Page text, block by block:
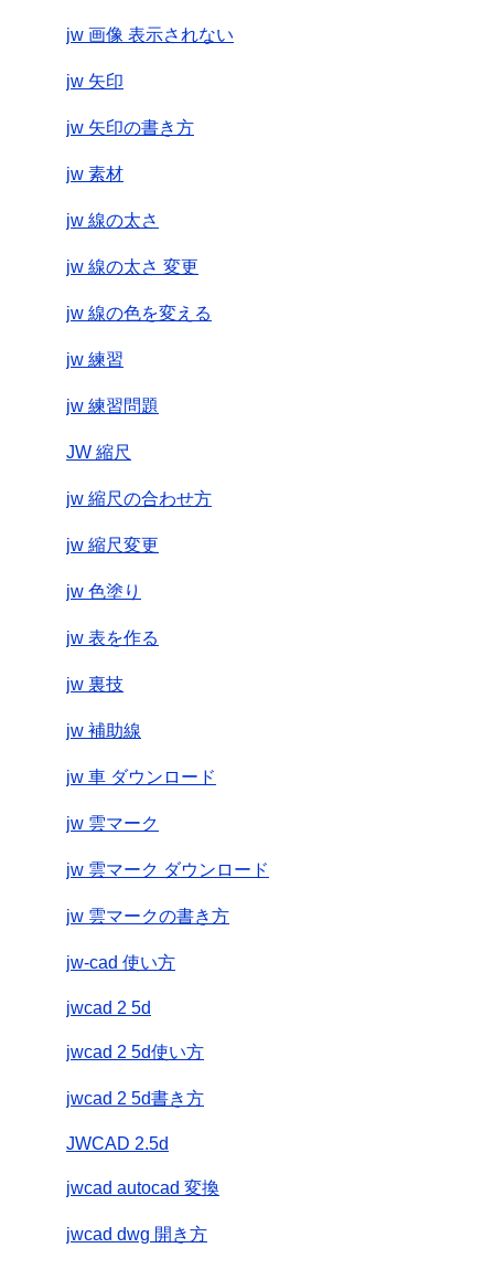
jw 画像 表示されない
jw 矢印
jw 矢印の書き方
jw 素材
jw 線の太さ
jw 線の太さ 変更
jw 線の色を変える
jw 練習
jw 練習問題
JW 縮尺
jw 縮尺の合わせ方
jw 縮尺変更
jw 色塗り
jw 表を作る
jw 裏技
jw 補助線
jw 車 ダウンロード
jw 雲マーク
jw 雲マーク ダウンロード
jw 雲マークの書き方
jw-cad 使い方
jwcad 2 5d
jwcad 2 5d使い方
jwcad 2 5d書き方
JWCAD 2.5d
jwcad autocad 変換
jwcad dwg 開き方